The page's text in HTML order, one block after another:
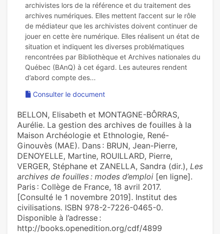
archivistes lors de la référence et du traitement des
archives numériques. Elles mettent l’accent sur le rôle
de médiateur que les archivistes doivent continuer de
jouer en cette ère numérique. Elles réalisent un état de
situation et indiquent les diverses problématiques
rencontrées par Bibliothèque et Archives nationales du
Québec (BAnQ) à cet égard. Les auteures rendent
Consulter le document
BELLON, Elisabeth et MONTAGNE-BÔRRAS,
Aurélie. La gestion des archives de fouilles à la
Maison Archéologie et Ethnologie, René-
Ginouvès (MAE). Dans : BRUN, Jean-Pierre,
DENOYELLE, Martine, ROUILLARD, Pierre,
VERGER, Stéphane et ZANELLA, Sandra (dir.), Les
archives de fouilles : modes d’emploi [en ligne].
Paris : Collège de France, 18 avril 2017.
[Consulté le 1 novembre 2019]. Institut des
civilisations. ISBN 978-2-7226-0465-0.
Disponible à l’adresse :
http://books.openedition.org/cdf/4899